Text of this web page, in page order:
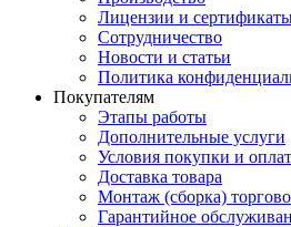
Лицензии и
Сотрудничество
Новости и статьи
Политика
Покупателям
Этапы работы
Дополнительные услуги
Условия покупки и
Доставка товара
Монтаж (сборка)
Гарантийное